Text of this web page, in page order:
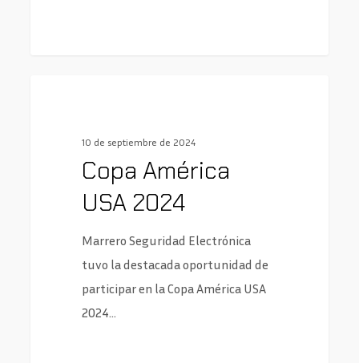
10 de septiembre de 2024
Copa América
USA 2024
Marrero Seguridad Electrónica
tuvo la destacada oportunidad de
participar en la Copa América USA
2024…